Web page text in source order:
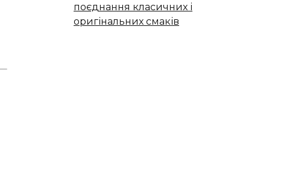
поєднання класичних і
оригінальних смаків